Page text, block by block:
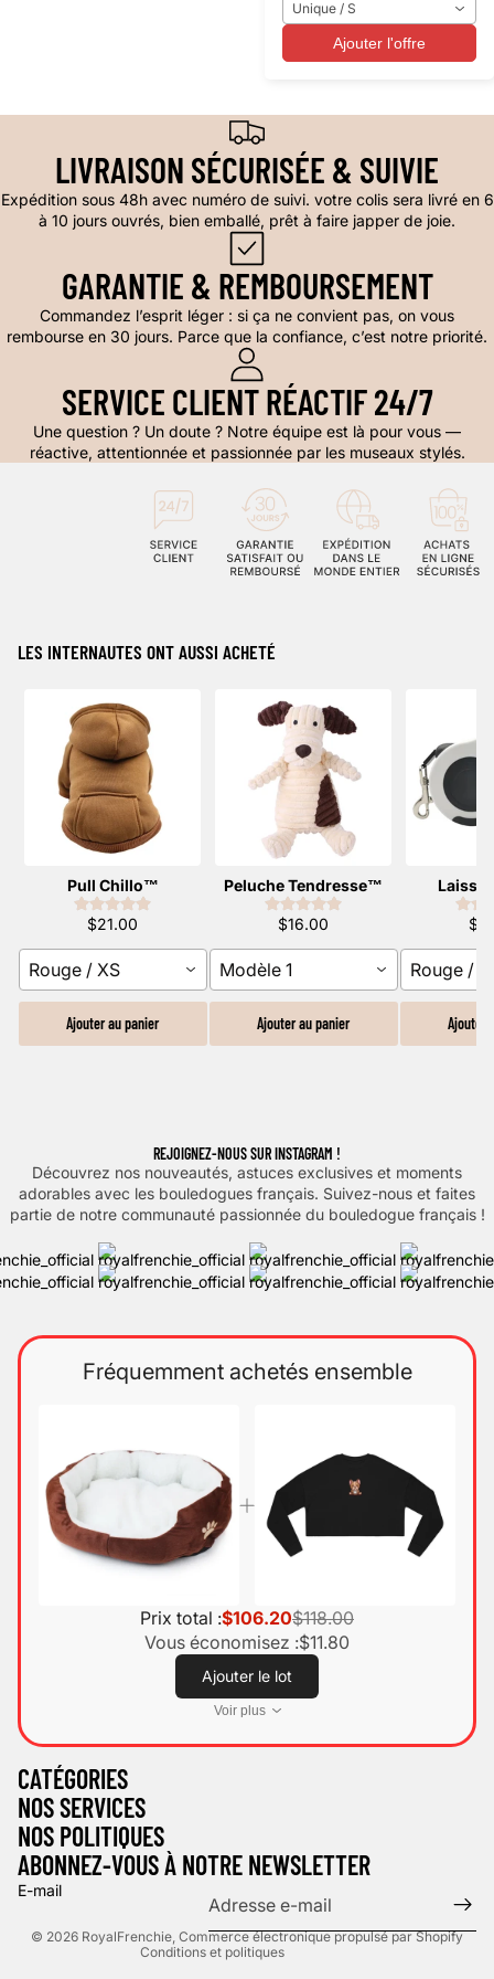
Unique / S
Ajouter l'offre
LIVRAISON SÉCURISÉE & SUIVIE
Expédition sous 48h avec numéro de suivi. votre colis sera livré en 6
à 10 jours ouvrés, bien emballé, prêt à faire japper de joie.
GARANTIE & REMBOURSEMENT
Commandez l’esprit léger : si ça ne convient pas, on vous
rembourse en 30 jours. Parce que la confiance, c’est notre priorité.
SERVICE CLIENT RÉACTIF 24/7
Une question ? Un doute ? Notre équipe est là pour vous —
réactive, attentionnée et passionnée par les museaux stylés.
LES INTERNAUTES ONT AUSSI ACHETÉ
Pull Chillo™️
$21.00
Rouge / XS
Ajouter au panier
Peluche Tendresse™️
$16.00
Modèle 1
Ajouter au panier
Laisse
Rouge /
Ajouter
REJOIGNEZ-NOUS SUR INSTAGRAM !
Découvrez nos nouveautés, astuces exclusives et moments
adorables avec les bouledogues français. Suivez-nous et faites
partie de notre communauté passionnée du bouledogue français !
Fréquemment achetés ensemble
Prix total :$106.20$118.00
Vous économisez :$11.80
Ajouter le lot
Voir plus
CATÉGORIES
NOS SERVICES
NOS POLITIQUES
ABONNEZ-VOUS À NOTRE NEWSLETTER
E-mail
© 2026 RoyalFrenchie Commerce électronique propulsé par Shopify
Conditions et politiques
Politique d’expédition
Mentions légales
Politique de remboursement
Conditions d’utilisation